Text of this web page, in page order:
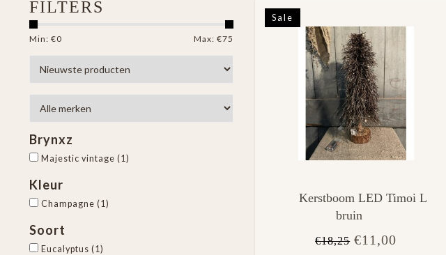
FILTERS
Min: €0 Max: €75
Brynxz
Majestic vintage (1)
Kleur
Champagne (1)
Soort
Eucalyptus (1)
Sale
Kerstboom LED Timoi L
bruin
€18,25€11,00